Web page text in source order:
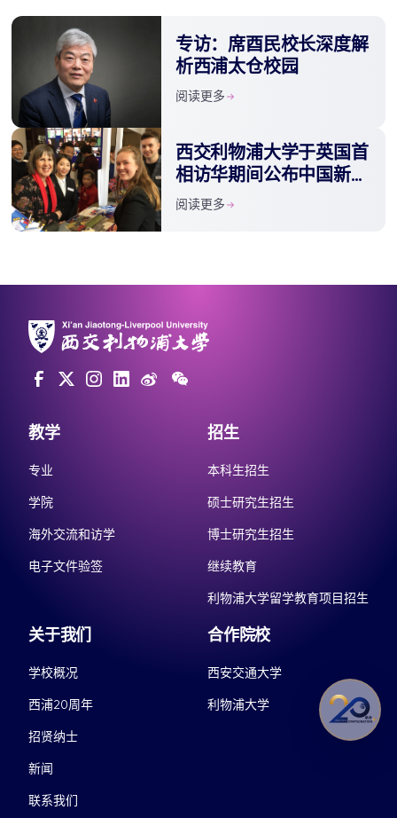
专访：席酉民校长深度解
析西浦太仓校园
阅读更多
西交利物浦大学于英国首
相访华期间公布中国新校
区计划
阅读更多
教学
专业
学院
海外交流和访学
电子文件验签
招生
本科生招生
硕士研究生招生
博士研究生招生
继续教育
利物浦大学留学教育项目招生
关于我们
学校概况
西浦20周年
招贤纳士
新闻
联系我们
合作院校
西安交通大学
利物浦大学